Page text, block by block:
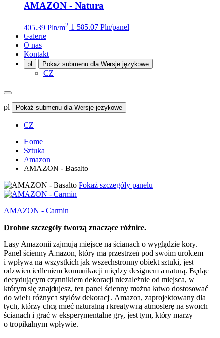
AMAZON - Natura
405.39 Pln/m2 1 585.07 Pln/panel
Galerie
O nas
Kontakt
pl Pokaż submenu dla Wersje językowe
CZ
pl Pokaż submenu dla Wersje językowe
CZ
Home
Sztuka
Amazon
AMAZON - Basalto
Pokaż szczegóły panelu
AMAZON - Carmin
Drobne szczegóły tworzą znaczące różnice.
Lasy Amazonii zajmują miejsce na ścianach o wyglądzie kory.
Panel ścienny Amazon, który ma przestrzeń pod swoim urokiem
i wpływa na wszystkich jak wszechstronny obiekt sztuki, jest
odzwierciedleniem komunikacji między designem a naturą. Będąc
decydującym czynnikiem dekoracji niezależnie od miejsca, w
którym się znajdujesz, ten panel ścienny można łatwo dostosować
do wielu różnych stylów dekoracji. Amazon, zaprojektowany dla
tych, którzy chcą mieć naturalną i kreatywną atmosferę na swoich
ścianach i grać w eksperymentalne gry, jest tym, który marzy
o tropikalnym wpływie.